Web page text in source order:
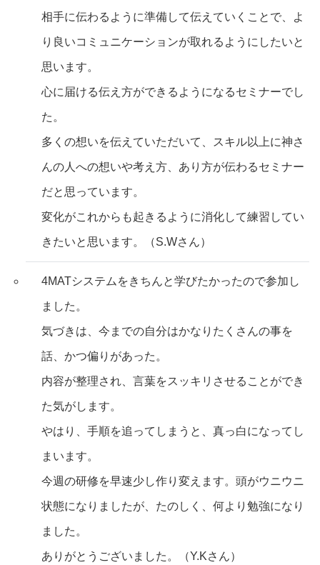
相手に伝わるように準備して伝えていくことで、よ
り良いコミュニケーションが取れるようにしたいと
思います。
心に届ける伝え方ができるようになるセミナーでし
た。
多くの想いを伝えていただいて、スキル以上に神さ
んの人への想いや考え方、あり方が伝わるセミナー
だと思っています。
変化がこれからも起きるように消化して練習してい
きたいと思います。（S.Wさん）
4MATシステムをきちんと学びたかったので参加し
ました。
気づきは、今までの自分はかなりたくさんの事を
話、かつ偏りがあった。
内容が整理され、言葉をスッキリさせることができ
た気がします。
やはり、手順を追ってしまうと、真っ白になってし
まいます。
今週の研修を早速少し作り変えます。頭がウニウニ
状態になりましたが、たのしく、何より勉強になり
ました。
ありがとうございました。（Y.Kさん）